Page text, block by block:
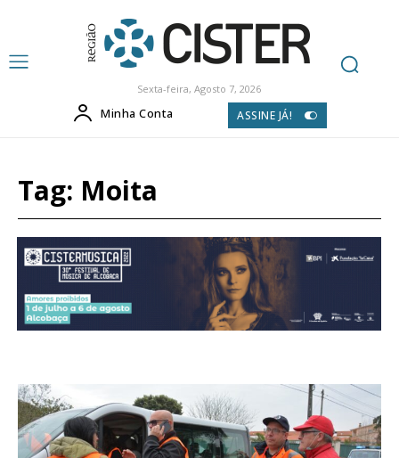
Sexta-feira, Agosto 7, 2026
Minha Conta ASSINE JÁ!
Tag: Moita